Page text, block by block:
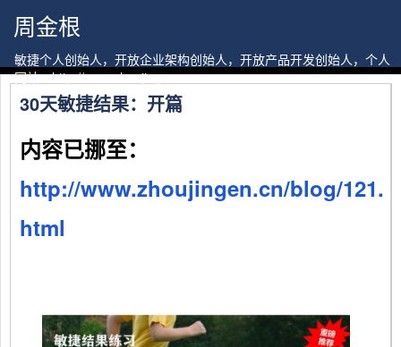
周金根
敏捷个人创始人，开放企业架构创始人，开放产品开发创始人，个人
网站：http://www.zhoujingen.cn
30天敏捷结果：开篇
内容已挪至：
http://www.zhoujingen.cn/blog/121.
html